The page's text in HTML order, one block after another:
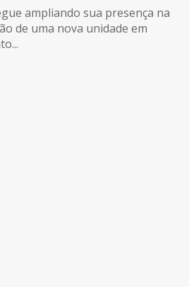
ampliando sua presença na
de uma nova unidade em